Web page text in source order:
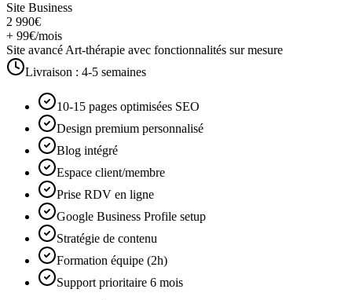
Site Business
2 990€
+ 99€/mois
Site avancé Art-thérapie avec fonctionnalités sur mesure
Livraison : 4-5 semaines
10-15 pages optimisées SEO
Design premium personnalisé
Blog intégré
Espace client/membre
Prise RDV en ligne
Google Business Profile setup
Stratégie de contenu
Formation équipe (2h)
Support prioritaire 6 mois